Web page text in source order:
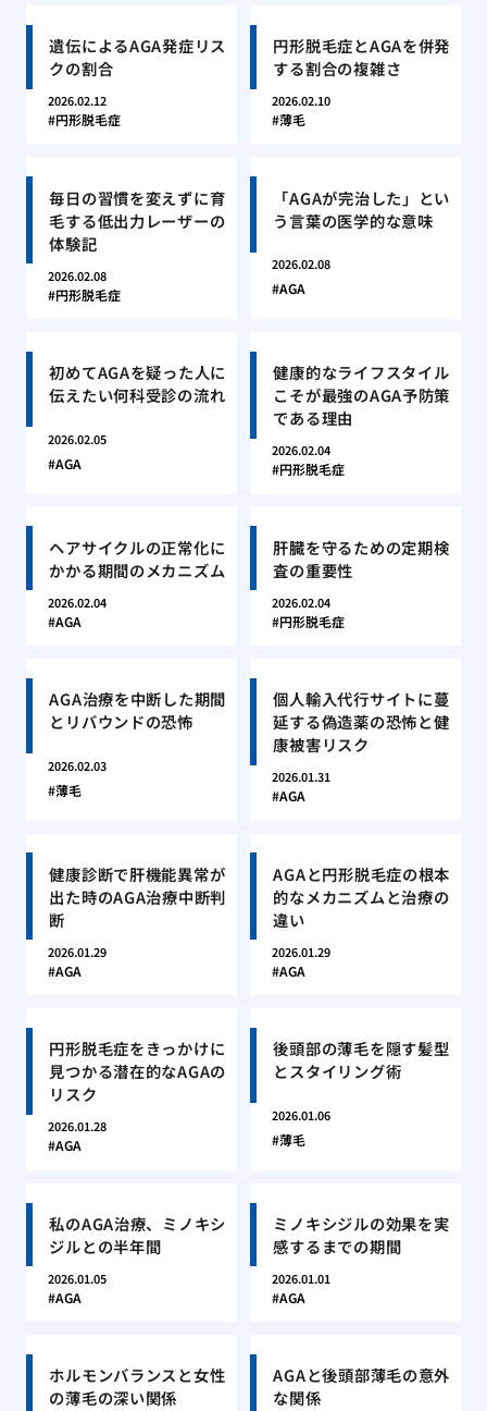
遺伝によるAGA発症リス
クの割合
2026.02.12
円形脱毛症
円形脱毛症とAGAを併発
する割合の複雑さ
2026.02.10
薄毛
毎日の習慣を変えずに育
毛する低出力レーザーの
体験記
2026.02.08
円形脱毛症
「AGAが完治した」とい
う言葉の医学的な意味
2026.02.08
AGA
初めてAGAを疑った人に
伝えたい何科受診の流れ
2026.02.05
AGA
健康的なライフスタイル
こそが最強のAGA予防策
である理由
2026.02.04
円形脱毛症
ヘアサイクルの正常化に
かかる期間のメカニズム
2026.02.04
AGA
肝臓を守るための定期検
査の重要性
2026.02.04
円形脱毛症
AGA治療を中断した期間
とリバウンドの恐怖
2026.02.03
薄毛
個人輸入代行サイトに蔓
延する偽造薬の恐怖と健
康被害リスク
2026.01.31
AGA
健康診断で肝機能異常が
出た時のAGA治療中断判
断
2026.01.29
AGA
AGAと円形脱毛症の根本
的なメカニズムと治療の
違い
2026.01.29
AGA
円形脱毛症をきっかけに
見つかる潜在的なAGAの
リスク
2026.01.28
AGA
後頭部の薄毛を隠す髪型
とスタイリング術
2026.01.06
薄毛
私のAGA治療、ミノキシ
ジルとの半年間
2026.01.05
AGA
ミノキシジルの効果を実
感するまでの期間
2026.01.01
AGA
ホルモンバランスと女性
の薄毛の深い関係
AGAと後頭部薄毛の意外
な関係